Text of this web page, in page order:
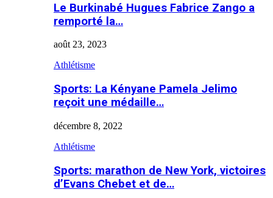
Le Burkinabé Hugues Fabrice Zango a
remporté la…
août 23, 2023
Athlétisme
Sports: La Kényane Pamela Jelimo
reçoit une médaille…
décembre 8, 2022
Athlétisme
Sports: marathon de New York, victoires
d’Evans Chebet et de…